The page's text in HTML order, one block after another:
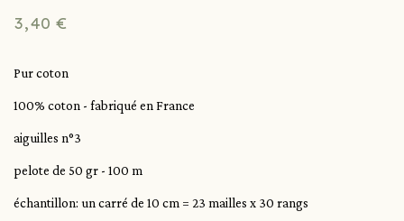
3,40 €
Pur coton
100% coton - fabriqué en France
aiguilles n°3
pelote de 50 gr - 100 m
échantillon: un carré de 10 cm = 23 mailles x 30 rangs